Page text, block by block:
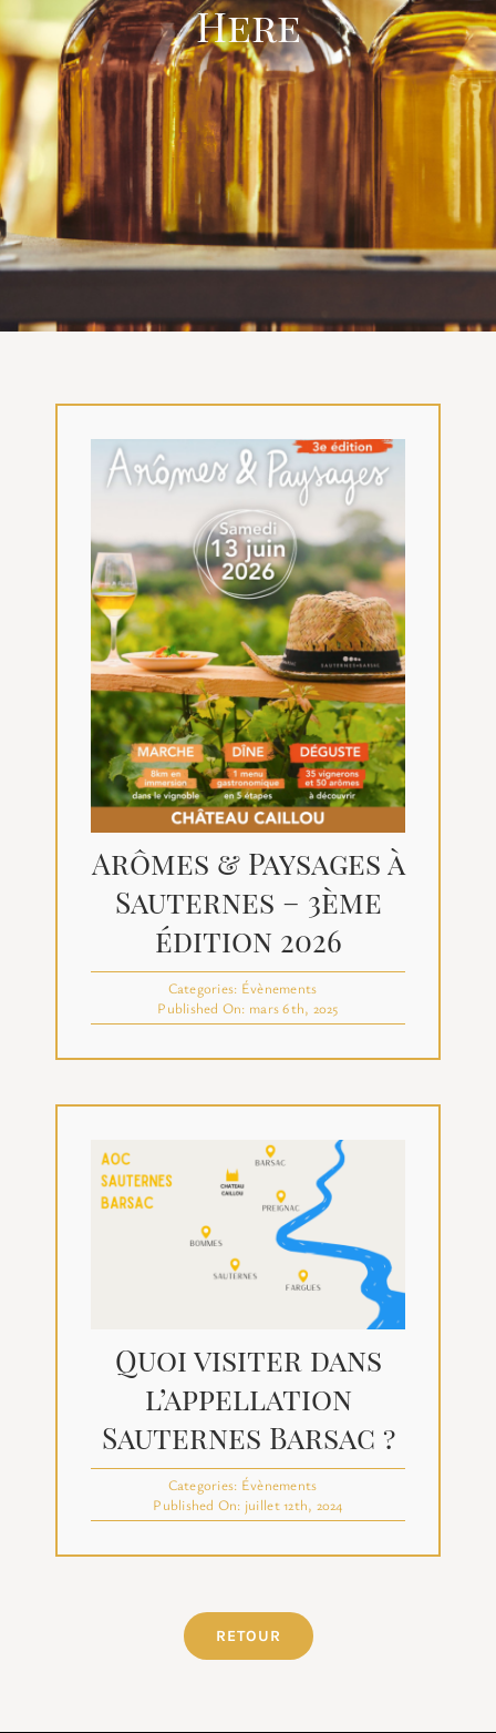
VISITES
OFFRIR UNE EXPERIENCE
BOUTIQUE EN LIGNE
ACTUALITÉS
Here
Arômes & Paysages à
Sauternes – 3ème
édition 2026
Categories: Évènements
Published On: mars 6th, 2025
Quoi visiter dans
l’appellation
Sauternes Barsac ?
Categories: Évènements
Published On: juillet 12th, 2024
RETOUR